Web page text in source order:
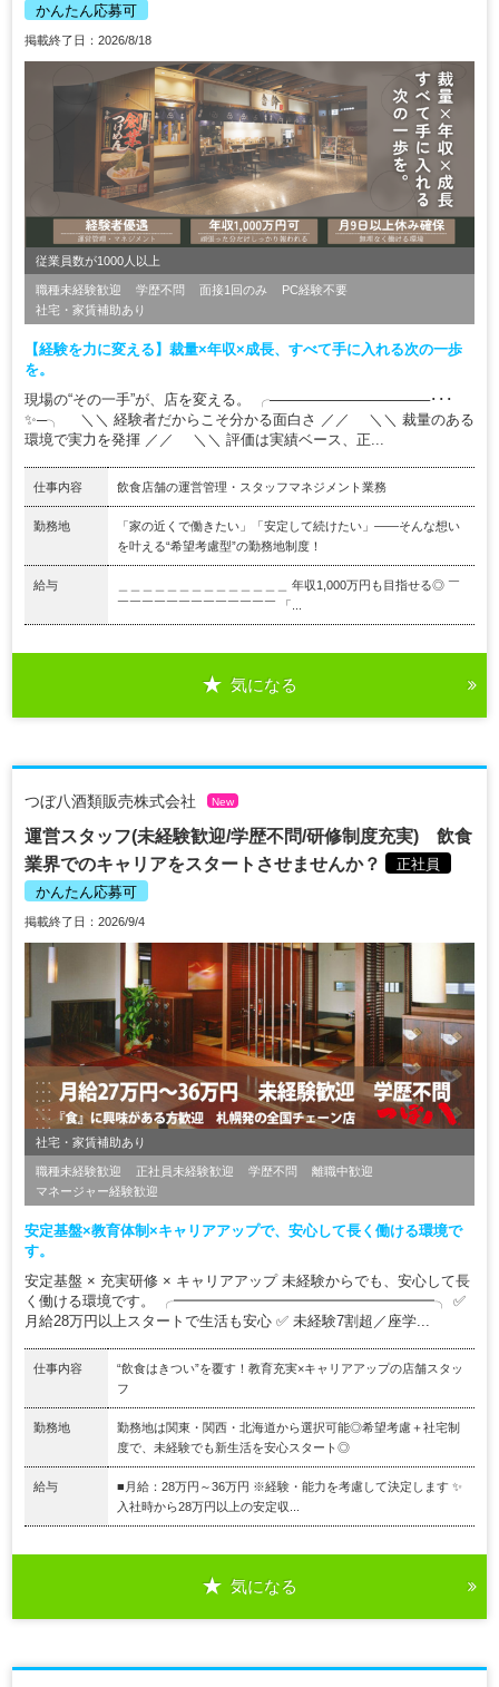
かんたん応募可
掲載終了日：2026/8/18
従業員数が1000人以上
職種未経験歓迎 学歴不問 面接1回のみ
PC経験不要
社宅・家賃補助あり
【経験を力に変える】裁量×年収×成長、すべて手に入れる次の一歩
を。
現場の“その一手”が、店を変える。 ╭────────────────･･･
✨─╮ ＼＼ 経験者だからこそ分かる面白さ ／／ ＼＼ 裁量のある
環境で実力を発揮 ／／ ＼＼ 評価は実績ベース、正...
仕事内容 飲食店舗の運営管理・スタッフマネジメント業務
勤務地
「家の近くで働きたい」「安定して続けたい」――そんな想い
を叶える“希望考慮型”の勤務地制度！
給与
＿＿＿＿＿＿＿＿＿＿＿＿＿＿ 年収1,000万円も目指せる◎ ￣
￣￣￣￣￣￣￣￣￣￣￣￣￣ 「...
気になる
つぼ八酒類販売株式会社 New
運営スタッフ(未経験歓迎/学歴不問/研修制度充実) 飲食
業界でのキャリアをスタートさせませんか？
正社員
かんたん応募可
掲載終了日：2026/9/4
社宅・家賃補助あり
職種未経験歓迎 正社員未経験歓迎 学歴不問
離職中歓迎
マネージャー経験歓迎
安定基盤×教育体制×キャリアアップで、安心して長く働ける環境で
す。
安定基盤 × 充実研修 × キャリアアップ 未経験からでも、安心して長
く働ける環境です。 ╭━━━━━━━━━━━━━━━━━━╮ ✅
月給28万円以上スタートで生活も安心 ✅ 未経験7割超／座学...
仕事内容
“飲食はきつい”を覆す！教育充実×キャリアアップの店舗スタッ
フ
勤務地
勤務地は関東・関西・北海道から選択可能◎希望考慮＋社宅制
度で、未経験でも新生活を安心スタート◎
給与
■月給：28万円～36万円 ※経験・能力を考慮して決定します ✨
入社時から28万円以上の安定収...
気になる